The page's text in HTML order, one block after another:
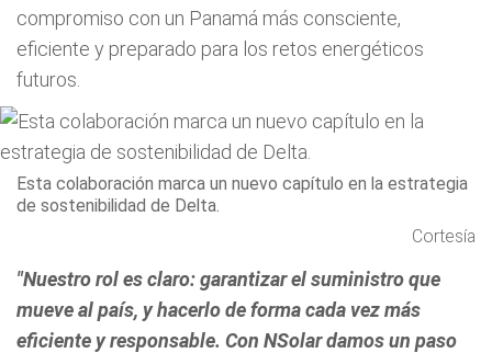
compromiso con un Panamá más consciente,
eficiente y preparado para los retos energéticos
futuros.
Esta colaboración marca un nuevo capítulo en la estrategia
de sostenibilidad de Delta.
Cortesía
"Nuestro rol es claro: garantizar el suministro que
mueve al país, y hacerlo de forma cada vez más
eficiente y responsable. Con NSolar damos un paso